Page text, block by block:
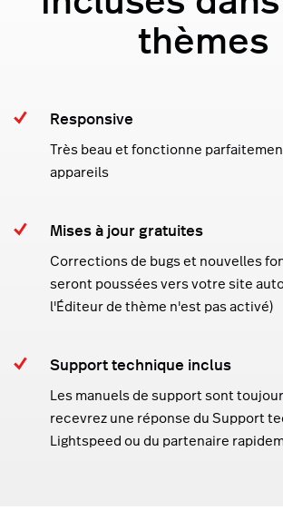
thèmes
Responsive
Très beau et fonctionne
appareils
Mises à jour gratuites
Corrections de bugs et nouvelles
seront poussées vers votre site
l'Éditeur de thème n'est pas activé)
Support technique inclus
Les manuels de support sont
recevrez une réponse du Support
Lightspeed ou du partenaire